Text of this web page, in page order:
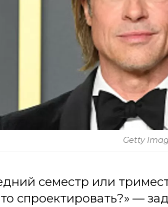
Getty
семестр или
спроектировать?» —